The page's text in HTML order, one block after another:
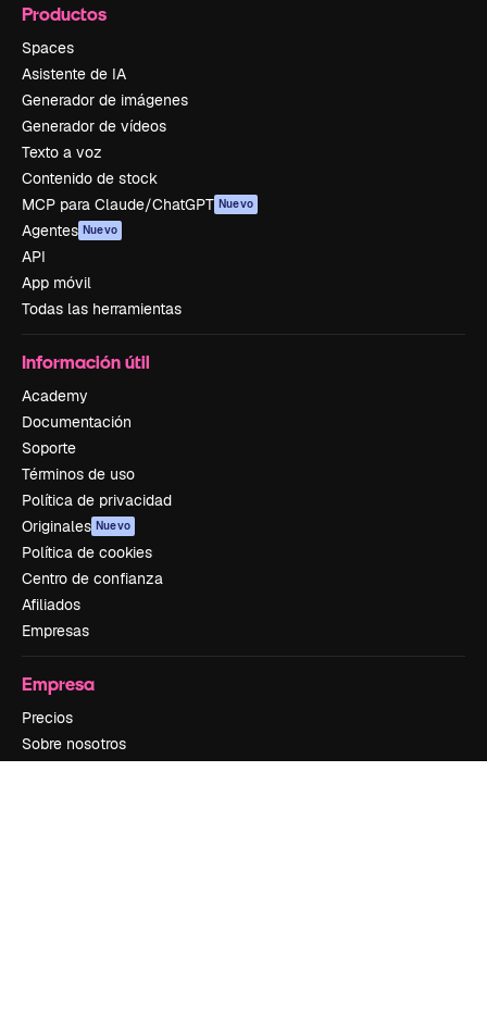
Productos
Spaces
Asistente de IA
Generador de imágenes
Generador de vídeos
Texto a voz
Contenido de stock
MCP para Claude/ChatGPT Nuevo
Agentes Nuevo
API
App móvil
Todas las herramientas
Información útil
Academy
Documentación
Soporte
Términos de uso
Política de privacidad
Originales Nuevo
Política de cookies
Centro de confianza
Afiliados
Empresas
Empresa
Precios
Sobre nosotros